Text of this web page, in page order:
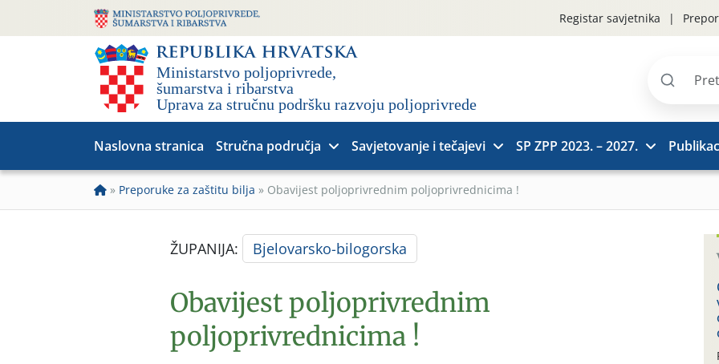
Registar savjetnika
Pretraži
Naslovna stranica Stručna područja Savjetovanje i tečajevi SP ZPP 2023. – 2027.
» Preporuke za zaštitu bilja » Obavijest poljoprivrednim poljoprivrednicima !
ŽUPANIJA: Bjelovarsko-bilogorska
Obavijest poljoprivrednim
poljoprivrednicima !